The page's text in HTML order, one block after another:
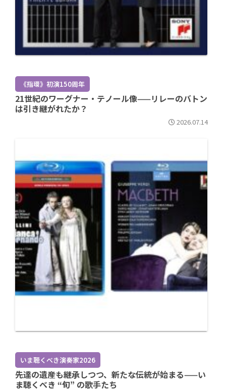
《指環》初演150周年
21世紀のワーグナー・テノール像——リレーのバトン
は引き継がれたか？
2026.07.14
いま聴くべき演奏家2026
先達の遺産も継承しつつ、新たな伝統が始まる——い
ま聴くべき “旬” の歌手たち